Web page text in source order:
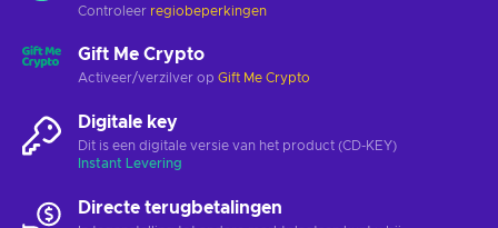
Controleer regiobeperkingen
Gift Me Crypto
Activeer/verzilver op Gift Me Crypto
Digitale key
Dit is een digitale versie van het product (CD-KEY)
Instant Levering
Directe terugbetalingen